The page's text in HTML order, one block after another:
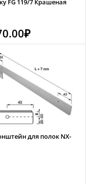
FG 119/7 Крашеная
₽
для полок NX-